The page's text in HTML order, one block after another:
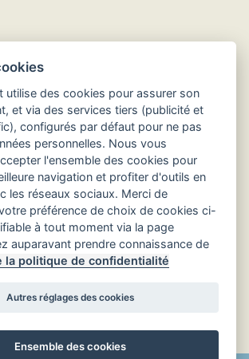
Hôtels en Sicile
Retour au début
Langue :
utilise des cookies pour assurer son
et via des services tiers (publicité et
configurés par défaut pour ne pas
personnelles. Nous vous
l'ensemble des cookies pour
navigation et profiter d'outils en
les réseaux sociaux. Merci de
préférence de choix de cookies ci-
à tout moment via la page
auparavant prendre connaissance de
la politique de confidentialité
Autres réglages des cookies
Ensemble des cookies